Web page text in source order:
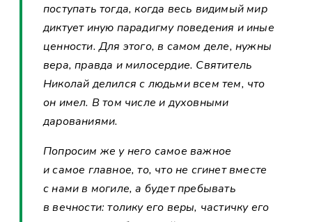
поступать тогда, когда весь видимый мир
диктует иную парадигму поведения и иные
ценности. Для этого, в самом деле, нужны
вера, правда и милосердие. Святитель
Николай делился с людьми всем тем, что
он имел. В том числе и духовными
дарованиями.
Попросим же у него самое важное
и самое главное, то, что не сгинет вместе
с нами в могиле, а будет пребывать
в вечности: толику его веры, частичку его